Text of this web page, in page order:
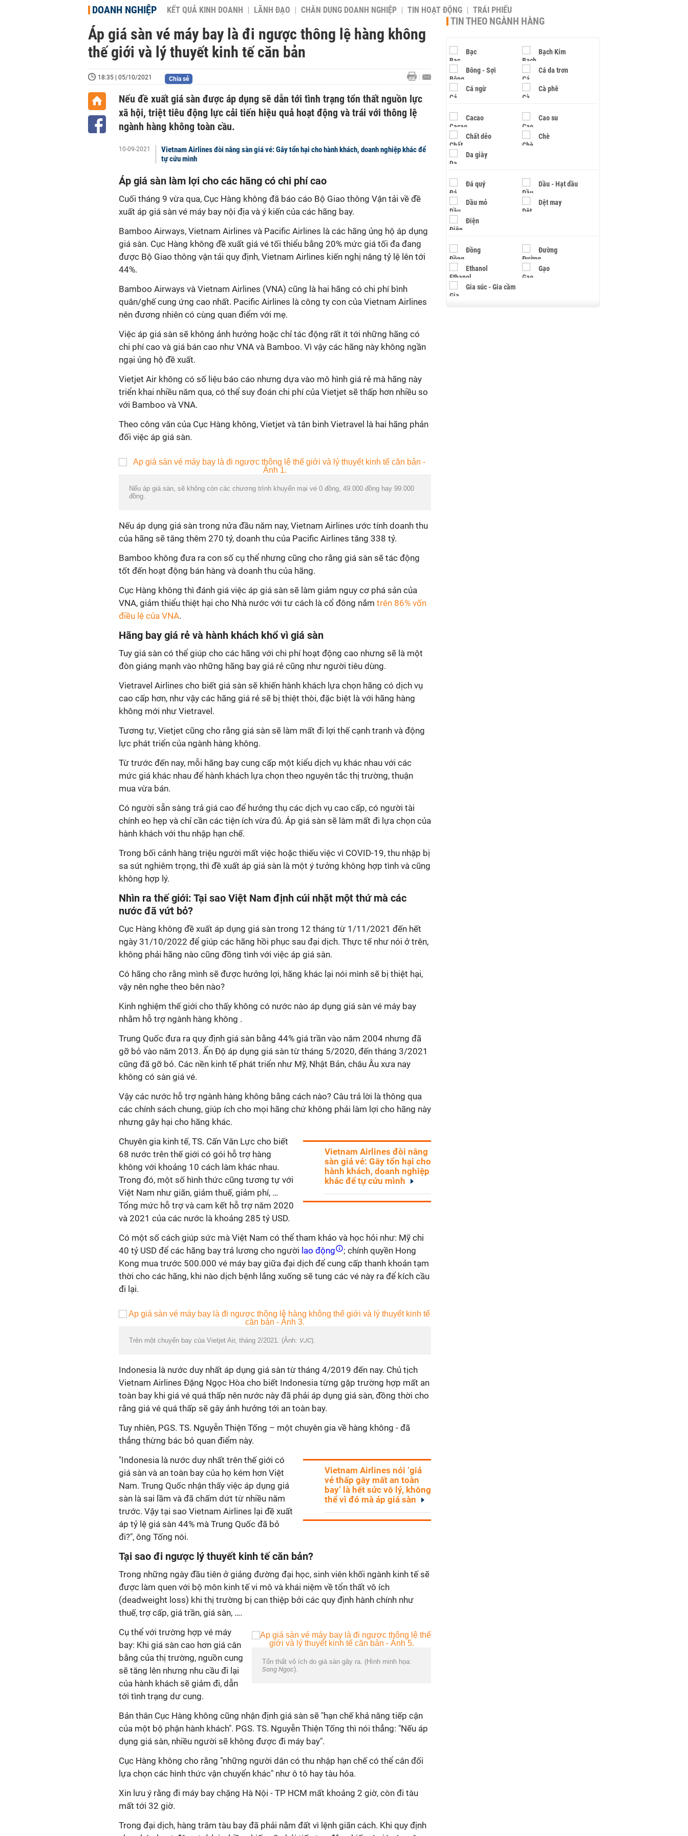
DOANH NGHIỆP KẾT QUẢ KINH DOANH LÃNH ĐẠO CHÂN DUNG DOANH NGHIỆP TIN HOẠT ĐỘNG TRÁI PHIẾU
Áp giá sàn vé máy bay là đi ngược thông lệ hàng không
thế giới và lý thuyết kinh tế căn bản
18:35 | 05/10/2021 Chia sẻ
Nếu đề xuất giá sàn được áp dụng sẽ dẫn tới tình trạng tổn thất nguồn lực
xã hội, triệt tiêu động lực cải tiến hiệu quả hoạt động và trái với thông lệ
ngành hàng không toàn cầu.
10-09-2021
Vietnam Airlines đòi nâng sàn giá vé: Gây tổn hại cho hành khách, doanh nghiệp khác để
tự cứu mình
Áp giá sàn làm lợi cho các hãng có chi phí cao
Cuối tháng 9 vừa qua, Cục Hàng không đã báo cáo Bộ Giao thông Vận tải về đề
xuất áp giá sàn vé máy bay nội địa và ý kiến của các hãng bay.
Bamboo Airways, Vietnam Airlines và Pacific Airlines là các hãng ủng hộ áp dụng
giá sàn. Cục Hàng không đề xuất giá vé tối thiểu bằng 20% mức giá tối đa đang
được Bộ Giao thông vận tải quy định, Vietnam Airlines kiến nghị nâng tỷ lệ lên tới
44%.
Bamboo Airways và Vietnam Airlines (VNA) cũng là hai hãng có chi phí bình
quân/ghế cung ứng cao nhất. Pacific Airlines là công ty con của Vietnam Airlines
nên đương nhiên có cùng quan điểm với mẹ.
Việc áp giá sàn sẽ không ảnh hưởng hoặc chỉ tác động rất ít tới những hãng có
chi phí cao và giá bán cao như VNA và Bamboo. Vì vậy các hãng này không ngần
ngại ủng hộ đề xuất.
Vietjet Air không có số liệu báo cáo nhưng dựa vào mô hình giá rẻ mà hãng này
triển khai nhiều năm qua, có thể suy đoán chi phí của Vietjet sẽ thấp hơn nhiều so
với Bamboo và VNA.
Theo công văn của Cục Hàng không, Vietjet và tân binh Vietravel là hai hãng phản
đối việc áp giá sàn.
Nếu áp giá sàn, sẽ không còn các chương trình khuyến mại vé 0 đồng, 49.000 đồng hay 99.000
đồng.
Nếu áp dụng giá sàn trong nửa đầu năm nay, Vietnam Airlines ước tính doanh thu
của hãng sẽ tăng thêm 270 tỷ, doanh thu của Pacific Airlines tăng 338 tỷ.
Bamboo không đưa ra con số cụ thể nhưng cũng cho rằng giá sàn sẽ tác động
tốt đến hoạt động bán hàng và doanh thu của hãng.
Cục Hàng không thì đánh giá việc áp giá sàn sẽ làm giảm nguy cơ phá sản của
VNA, giảm thiểu thiệt hại cho Nhà nước với tư cách là cổ đông nắm trên 86% vốn
điều lệ của VNA.
Hãng bay giá rẻ và hành khách khổ vì giá sàn
Tuy giá sàn có thể giúp cho các hãng với chi phí hoạt động cao nhưng sẽ là một
đòn giáng mạnh vào những hãng bay giá rẻ cũng như người tiêu dùng.
Vietravel Airlines cho biết giá sàn sẽ khiến hành khách lựa chọn hãng có dịch vụ
cao cấp hơn, như vậy các hãng giá rẻ sẽ bị thiệt thòi, đặc biệt là với hãng hàng
không mới như Vietravel.
Tương tự, Vietjet cũng cho rằng giá sàn sẽ làm mất đi lợi thế cạnh tranh và động
lực phát triển của ngành hàng không.
Từ trước đến nay, mỗi hãng bay cung cấp một kiểu dịch vụ khác nhau với các
mức giá khác nhau để hành khách lựa chọn theo nguyên tắc thị trường, thuận
mua vừa bán.
Có người sẵn sàng trả giá cao để hưởng thụ các dịch vụ cao cấp, có người tài
chính eo hẹp và chỉ cần các tiện ích vừa đủ. Áp giá sàn sẽ làm mất đi lựa chọn của
hành khách với thu nhập hạn chế.
Trong bối cảnh hàng triệu người mất việc hoặc thiếu việc vì COVID-19, thu nhập bị
sa sút nghiêm trọng, thì đề xuất áp giá sàn là một ý tưởng không hợp tình và cũng
không hợp lý.
Nhìn ra thế giới: Tại sao Việt Nam định cúi nhặt một thứ mà các
nước đã vứt bỏ?
Cục Hàng không đề xuất áp dụng giá sàn trong 12 tháng từ 1/11/2021 đến hết
ngày 31/10/2022 để giúp các hãng hồi phục sau đại dịch. Thực tế như nói ở trên,
không phải hãng nào cũng đồng tình với việc áp giá sàn.
Có hãng cho rằng mình sẽ được hưởng lợi, hãng khác lại nói mình sẽ bị thiệt hại,
vậy nên nghe theo bên nào?
Kinh nghiệm thế giới cho thấy không có nước nào áp dụng giá sàn vé máy bay
nhằm hỗ trợ ngành hàng không .
Trung Quốc đưa ra quy định giá sàn bằng 44% giá trần vào năm 2004 nhưng đã
gỡ bỏ vào năm 2013. Ấn Độ áp dụng giá sàn từ tháng 5/2020, đến tháng 3/2021
cũng đã gỡ bỏ. Các nền kinh tế phát triển như Mỹ, Nhật Bản, châu Âu xưa nay
không có sàn giá vé.
Vậy các nước hỗ trợ ngành hàng không bằng cách nào? Câu trả lời là thông qua
các chính sách chung, giúp ích cho mọi hãng chứ không phải làm lợi cho hãng này
nhưng gây hại cho hãng khác.
Vietnam Airlines đòi nâng
sàn giá vé: Gây tổn hại cho
hành khách, doanh nghiệp
khác để tự cứu mình
Chuyên gia kinh tế, TS. Cấn Văn Lực cho biết
68 nước trên thế giới có gói hỗ trợ hàng
không với khoảng 10 cách làm khác nhau.
Trong đó, một số hình thức cũng tương tự với
Việt Nam như giãn, giảm thuế, giảm phí, …
Tổng mức hỗ trợ và cam kết hỗ trợ năm 2020
và 2021 của các nước là khoảng 285 tỷ USD.
Có một số cách giúp sức mà Việt Nam có thể tham khảo và học hỏi như: Mỹ chi
40 tỷ USD để các hãng bay trả lương cho người lao động
; chính quyền Hong
Kong mua trước 500.000 vé máy bay giữa đại dịch để cung cấp thanh khoản tạm
thời cho các hãng, khi nào dịch bệnh lắng xuống sẽ tung các vé này ra để kích cầu
đi lại.
Trên một chuyến bay của Vietjet Air, tháng 2/2021. (Ảnh: VJC).
Indonesia là nước duy nhất áp dụng giá sàn từ tháng 4/2019 đến nay. Chủ tịch
Vietnam Airlines Đặng Ngọc Hòa cho biết Indonesia từng gặp trường hợp mất an
toàn bay khi giá vé quá thấp nên nước này đã phải áp dụng giá sàn, đồng thời cho
rằng giá vé quá thấp sẽ gây ảnh hưởng tới an toàn bay.
Tuy nhiên, PGS. TS. Nguyễn Thiện Tống – một chuyên gia về hàng không - đã
thẳng thừng bác bỏ quan điểm này.
Vietnam Airlines nói ‘giá
vé thấp gây mất an toàn
bay’ là hết sức vô lý, không
thể vì đó mà áp giá sàn
"Indonesia là nước duy nhất trên thế giới có
giá sàn và an toàn bay của họ kém hơn Việt
Nam. Trung Quốc nhận thấy việc áp dụng giá
sàn là sai lầm và đã chấm dứt từ nhiều năm
trước. Vậy tại sao Vietnam Airlines lại đề xuất
áp tỷ lệ giá sàn 44% mà Trung Quốc đã bỏ
đi?", ông Tống nói.
Tại sao đi ngược lý thuyết kinh tế căn bản?
Trong những ngày đầu tiên ở giảng đường đại học, sinh viên khối ngành kinh tế sẽ
được làm quen với bộ môn kinh tế vi mô và khái niệm về tổn thất vô ích
(deadweight loss) khi thị trường bị can thiệp bởi các quy định hành chính như
thuế, trợ cấp, giá trần, giá sàn, ….
Tổn thất vô ích do giá sàn gây ra. (Hình minh họa:
Song Ngọc).
Cụ thể với trường hợp vé máy
bay: Khi giá sàn cao hơn giá cân
bằng của thị trường, nguồn cung
sẽ tăng lên nhưng nhu cầu đi lại
của hành khách sẽ giảm đi, dẫn
tới tình trạng dư cung.
Bản thân Cục Hàng không cũng nhận định giá sàn sẽ "hạn chế khả năng tiếp cận
của một bộ phận hành khách". PGS. TS. Nguyễn Thiện Tống thì nói thẳng: "Nếu áp
dụng giá sàn, nhiều người sẽ không được đi máy bay".
Cục Hàng không cho rằng "những người dân có thu nhập hạn chế có thể cân đối
lựa chọn các hình thức vận chuyển khác" như ô tô hay tàu hỏa.
Xin lưu ý rằng đi máy bay chặng Hà Nội - TP HCM mất khoảng 2 giờ, còn đi tàu
mất tới 32 giờ.
Trong đại dịch, hàng trăm tàu bay đã phải nằm đất vì lệnh giãn cách. Khi quy định
TIN THEO NGÀNH HÀNG
Bạc Bạch Kim
Bông - Sợi Cá da trơn
Cá ngừ Cà phê
Cacao Cao su
Chất dẻo Chè
Da giày
Đá quý Dầu - Hạt dầu
Dầu mỏ Dệt may
Điện
Đồng Đường
Ethanol Gạo
Gia súc - Gia cầm